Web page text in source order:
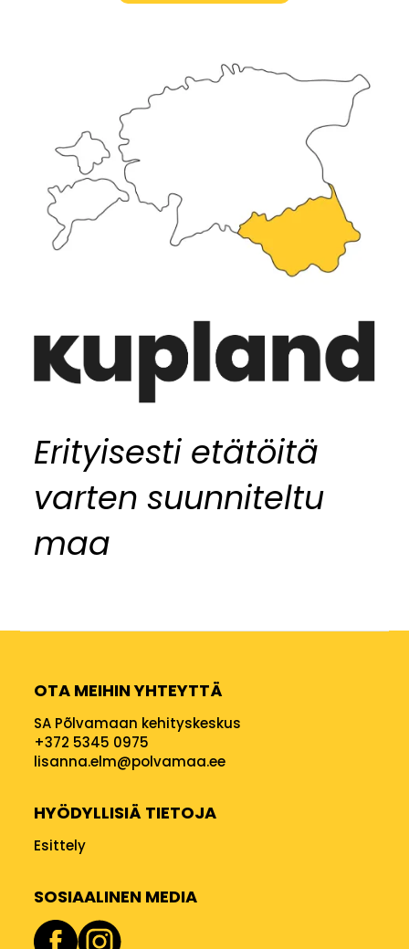
Erityisesti etätöitä
varten suunniteltu
maa
OTA MEIHIN YHTEYTTÄ
SA Põlvamaan kehityskeskus
+372 5345 0975
lisanna.elm@polvamaa.ee
HYÖDYLLISIÄ TIETOJA
Esittely
SOSIAALINEN MEDIA